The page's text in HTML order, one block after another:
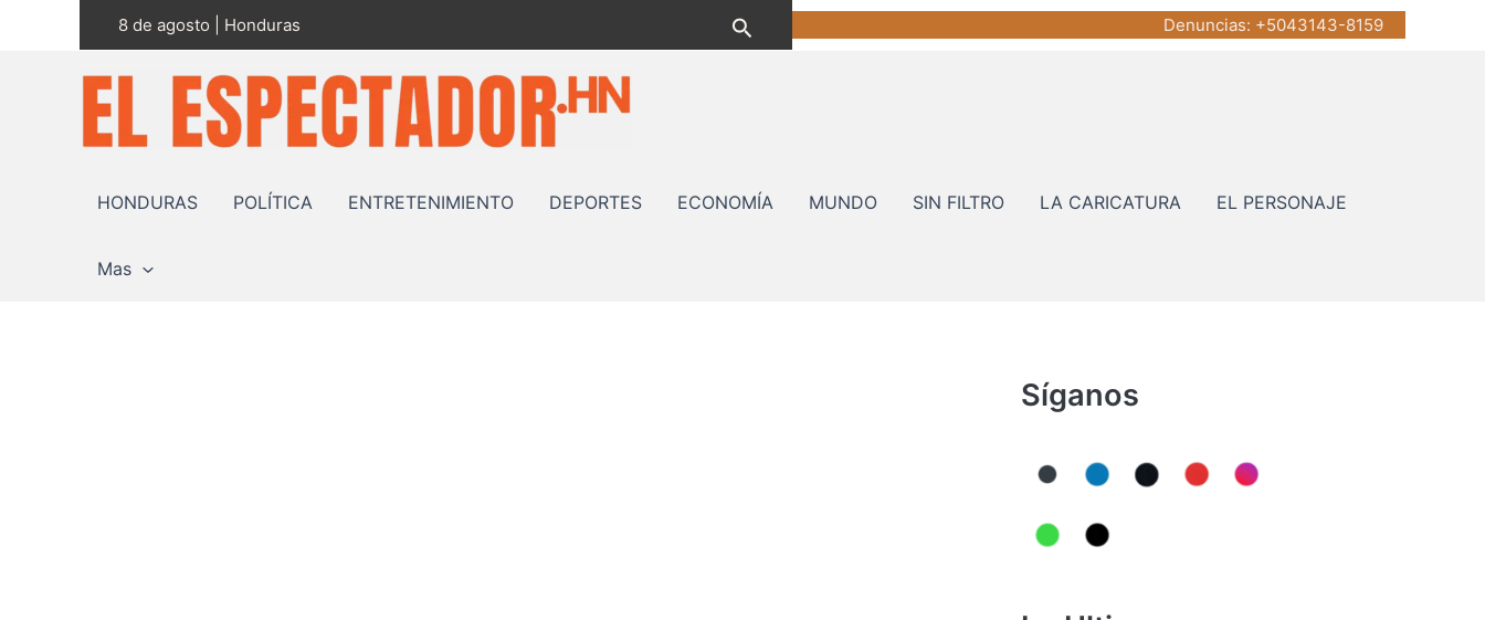
8 de agosto | Honduras Buscar Denuncias: +5043143-8159
HONDURAS POLÍTICA ENTRETENIMIENTO DEPORTES ECONOMÍA MUNDO SIN FILTRO LA CARICATURA EL PERSONAJE
Mas
Síganos